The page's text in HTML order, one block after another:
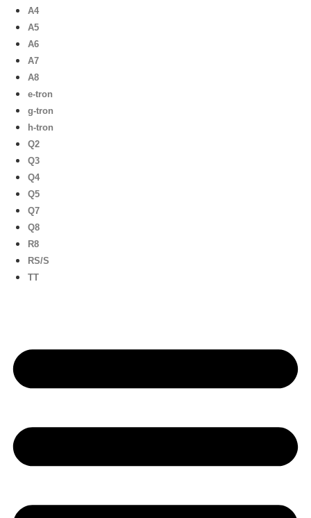
A4
A5
A6
A7
A8
e-tron
g-tron
h-tron
Q2
Q3
Q4
Q5
Q7
Q8
R8
RS/S
TT